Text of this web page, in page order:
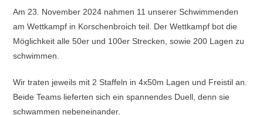
Am 23. November 2024 nahmen 11 unserer Schwimmenden
am Wettkampf in Korschenbroich teil. Der Wettkampf bot die
Möglichkeit alle 50er und 100er Strecken, sowie 200 Lagen zu
schwimmen.
Wir traten jeweils mit 2 Staffeln in 4x50m Lagen und Freistil an.
Beide Teams lieferten sich ein spannendes Duell, denn sie
schwammen nebeneinander.